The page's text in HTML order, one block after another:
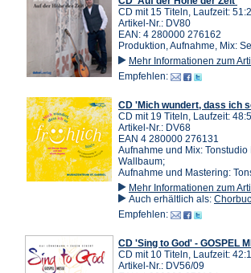
CD mit 15 Titeln, Laufzeit:
Artikel-Nr.: DV80
EAN: 4 280000 276162
Produktion, Aufnahme, Mix:
Mehr Informationen zum
Empfehlen:
CD 'Mich wundert, dass ich
CD mit 19 Titeln, Laufzeit:
Artikel-Nr.: DV68
EAN 4 280000 276131
Aufnahme und Mix:
Wallbaum;
Aufnahme und Mastering:
Mehr Informationen zum
Auch erhältlich als:
Empfehlen:
CD 'Sing to God' - GOSPEL
CD mit 10 Titeln, Laufzeit:
Artikel-Nr.: DV56/09